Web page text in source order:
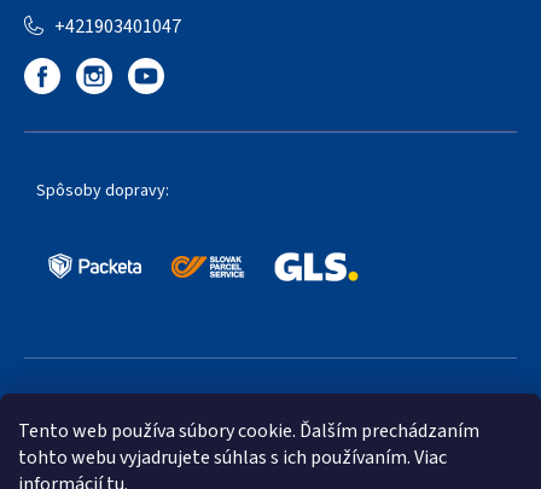
Tento web používa súbory cookie. Ďalším prechádzaním
tohto webu vyjadrujete súhlas s ich používaním. Viac
+421903401047
Spôsoby dopravy: